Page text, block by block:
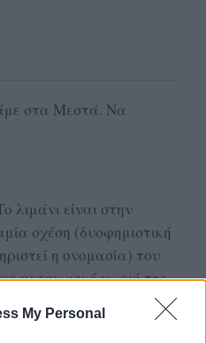
My Personal
στα Μεστά. Να
λιμάνι είναι στην
σχέση (δυσφημιστική
η ονομασία) του
μεσαιωνικό χωριό της
τσιμεντένιο